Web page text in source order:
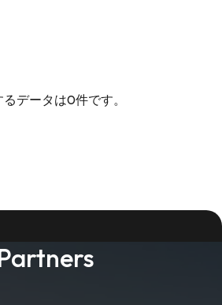
データは0件です。